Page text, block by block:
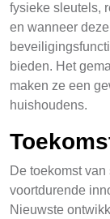
fysieke sleutels,
en wanneer
bieden. Het
maken ze een
huishoudens.
De toekomst
voortdurende
Nieuwste